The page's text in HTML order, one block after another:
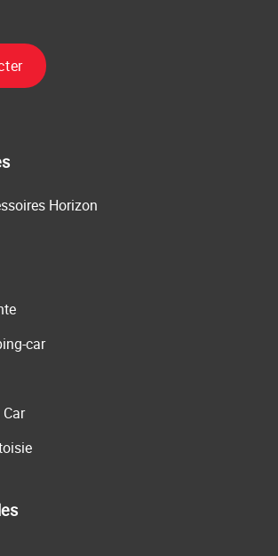
Horizon
car